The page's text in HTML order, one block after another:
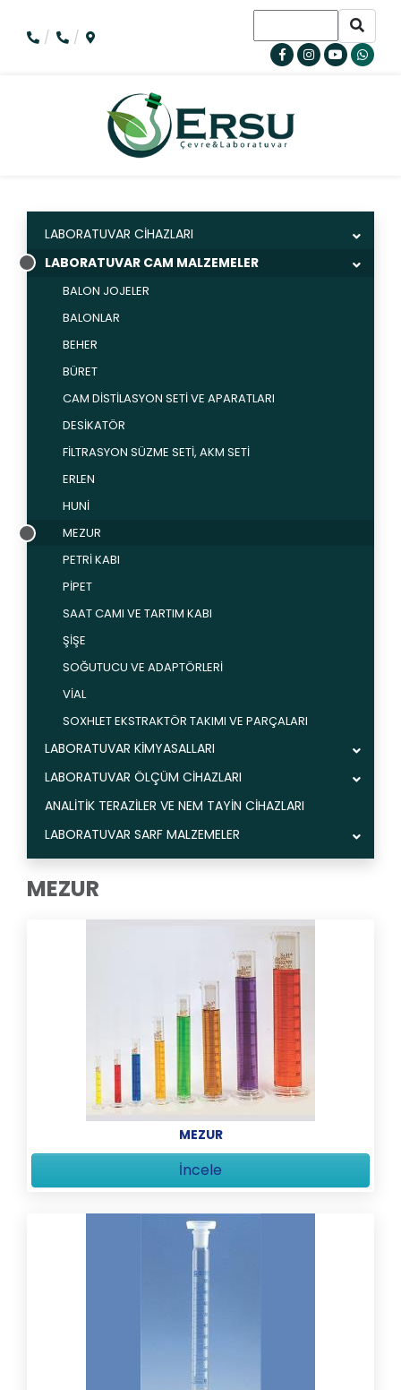
LABORATUVAR CİHAZLARI
LABORATUVAR CAM MALZEMELER
BALON JOJELER
BALONLAR
BEHER
BÜRET
CAM DİSTİLASYON SETİ VE APARATLARI
DESİKATÖR
FİLTRASYON SÜZME SETİ, AKM SETİ
ERLEN
HUNİ
MEZUR
PETRİ KABI
PİPET
SAAT CAMI VE TARTIM KABI
ŞİŞE
SOĞUTUCU VE ADAPTÖRLERİ
VİAL
SOXHLET EKSTRAKTÖR TAKIMI VE PARÇALARI
LABORATUVAR KİMYASALLARI
LABORATUVAR ÖLÇÜM CİHAZLARI
ANALİTİK TERAZİLER VE NEM TAYİN CİHAZLARI
LABORATUVAR SARF MALZEMELER
MEZUR
MEZUR
İncele